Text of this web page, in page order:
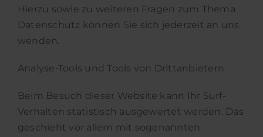
Hierzu sowie zu weiteren Fragen zum Thema
Datenschutz können Sie sich jederzeit an uns
wenden.
Analyse-Tools und Tools von Dritt­anbietern
Beim Besuch dieser Website kann Ihr Surf-
Verhalten statistisch ausgewertet werden. Das
geschieht vor allem mit sogenannten